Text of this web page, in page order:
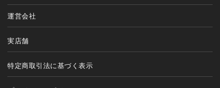
運営会社
実店舗
特定商取引法に基づく表示